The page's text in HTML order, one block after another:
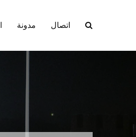
مدونة اتصال